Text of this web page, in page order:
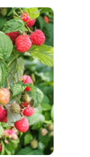
Розы к посадке
Посадки в разных
регионах